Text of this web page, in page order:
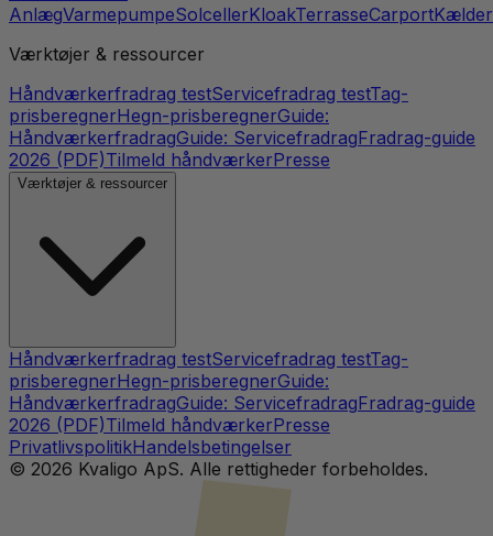
AnlægVarmepumpeSolcellerKloakTerrasseCarport
Værktøjer & ressourcer
Håndværkerfradrag testServicefradrag testTag-
prisberegnerHegn-prisberegnerGuide:
HåndværkerfradragGuide: ServicefradragFradrag-guide
2026 (PDF)Tilmeld håndværkerPresse
Værktøjer & ressourcer
Håndværkerfradrag testServicefradrag testTag-
prisberegnerHegn-prisberegnerGuide:
HåndværkerfradragGuide: ServicefradragFradrag-guide
2026 (PDF)Tilmeld håndværkerPresse
PrivatlivspolitikHandelsbetingelser
© 2026 Kvaligo ApS. Alle rettigheder forbeholdes.